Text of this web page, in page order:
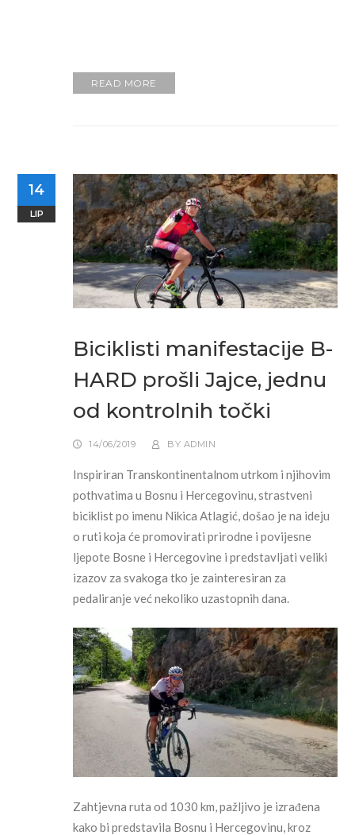
READ MORE
14
LIP
Biciklisti manifestacije B-
HARD prošli Jajce, jednu
od kontrolnih točki
14/06/2019 BY ADMIN
Inspiriran Transkontinentalnom utrkom i njihovim
pothvatima u Bosnu i Hercegovinu, strastveni
biciklist po imenu Nikica Atlagić, došao je na ideju
o ruti koja će promovirati prirodne i povijesne
ljepote Bosne i Hercegovine i predstavljati veliki
izazov za svakoga tko je zainteresiran za
pedaliranje već nekoliko uzastopnih dana.
Zahtjevna ruta od 1030 km, pažljivo je izrađena
kako bi predstavila Bosnu i Hercegovinu, kroz